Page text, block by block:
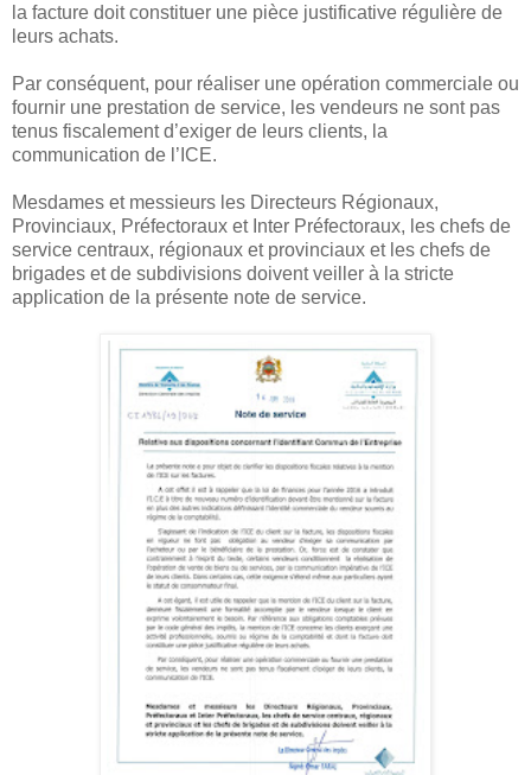
la facture doit constituer une pièce justificative régulière de
leurs achats.
Par conséquent, pour réaliser une opération commerciale ou
fournir une prestation de service, les vendeurs ne sont pas
tenus fiscalement d’exiger de leurs clients, la
communication de l’ICE.
Mesdames et messieurs les Directeurs Régionaux,
Provinciaux, Préfectoraux et Inter Préfectoraux, les chefs de
service centraux, régionaux et provinciaux et les chefs de
brigades et de subdivisions doivent veiller à la stricte
application de la présente note de service.